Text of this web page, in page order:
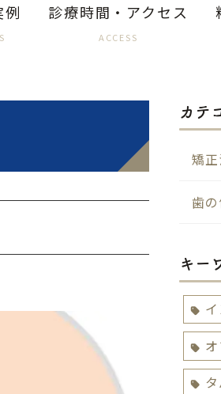
例 診療時間・アクセス
ACCESS
キー
カテ
矯
歯